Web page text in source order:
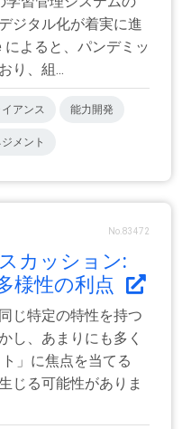
ジタル化が着実に進
によると、パンデミッ
り、組...
アンス 能力開発
メント
No.83472
カッション:
様性の利点
じ特定の特性を持つ
し、あまりにも多く
」に焦点を当てる
じる可能性がありま